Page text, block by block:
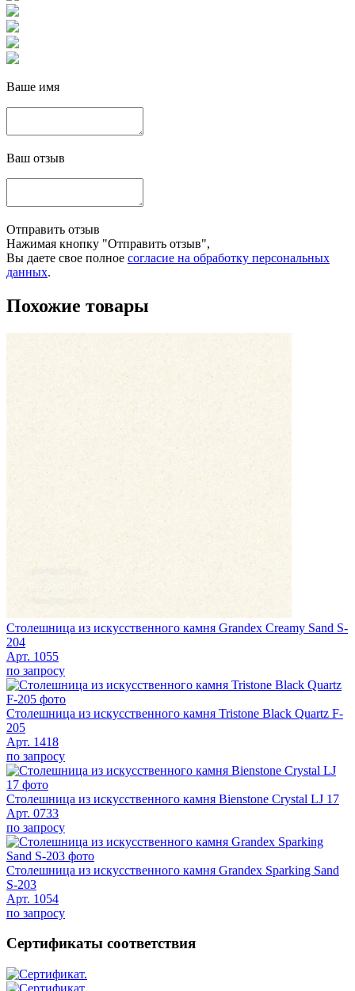
Ваше имя
Ваш отзыв
Отправить отзыв
Нажимая кнопку "Отправить отзыв",
Вы даете свое полное согласие на обработку персональных
данных.
Похожие товары
Столешница из искусственного камня Grandex Creamy Sand S-
204
Арт. 1055
по запросу
Столешница из искусственного камня Tristone Black Quartz F-
205
Арт. 1418
по запросу
Столешница из искусственного камня Bienstone Crystal LJ 17
Арт. 0733
по запросу
Столешница из искусственного камня Grandex Sparking Sand
S-203
Арт. 1054
по запросу
Сертификаты соответствия